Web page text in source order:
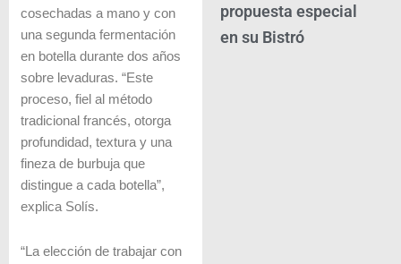
cosechadas a mano y con
una segunda fermentación
en botella durante dos años
sobre levaduras. “Este
proceso, fiel al método
tradicional francés, otorga
profundidad, textura y una
fineza de burbuja que
distingue a cada botella”,
explica Solís.
“La elección de trabajar con
propuesta especial
en su Bistró